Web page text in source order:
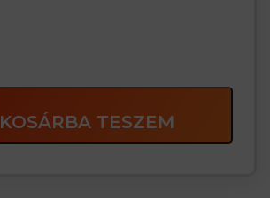
KOSÁRBA TESZEM